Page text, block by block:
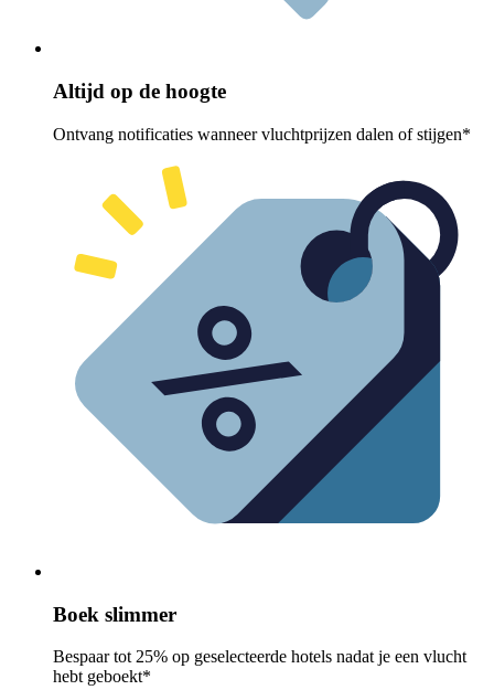
Altijd op de hoogte
Ontvang notificaties wanneer vluchtprijzen dalen of stijgen*
Boek slimmer
Bespaar tot 25% op geselecteerde hotels nadat je een vlucht
hebt geboekt*